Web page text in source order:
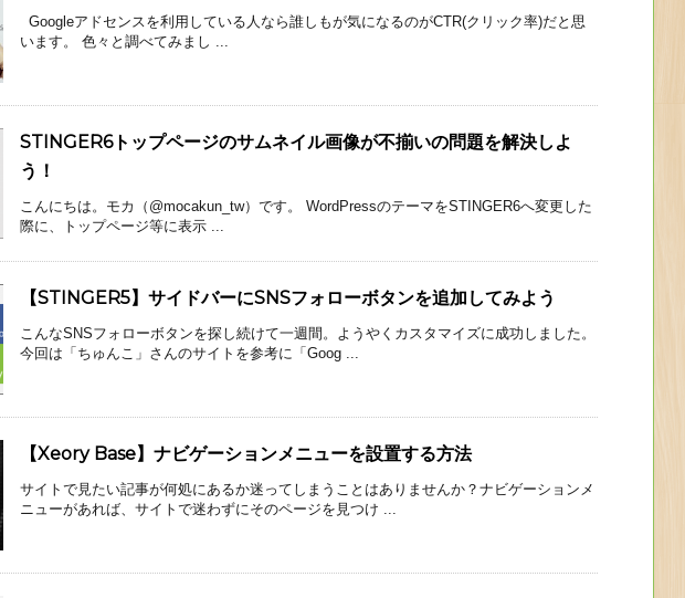
Googleアドセンスを利用している人なら誰しもが気になるのがCTR(クリック率)だと思
います。 色々と調べてみまし ...
STINGER6トップページのサムネイル画像が不揃いの問題を解決しよ
う！
こんにちは。モカ（@mocakun_tw）です。 WordPressのテーマをSTINGER6へ変更した
際に、トップページ等に表示 ...
【STINGER5】サイドバーにSNSフォローボタンを追加してみよう
こんなSNSフォローボタンを探し続けて一週間。ようやくカスタマイズに成功しました。
今回は「ちゅんこ」さんのサイトを参考に「Goog ...
【Xeory Base】ナビゲーションメニューを設置する方法
サイトで見たい記事が何処にあるか迷ってしまうことはありませんか？ナビゲーションメ
ニューがあれば、サイトで迷わずにそのページを見つけ ...